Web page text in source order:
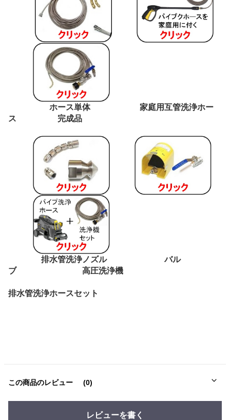
ホース単体 家庭用互管洗浄ホー
ス 完成品
排水管洗浄ノズル バル
ブ 高圧洗浄機
排水管洗浄ホースセット
この商品のレビュー (0)
レビューを書く